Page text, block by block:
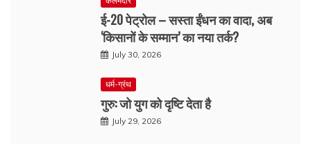
ई-20 पेट्रोल – सस्ता ईंधन का वादा, अब
‘किसानों के सम्मान’ का नया तर्क?
July 30, 2026
धर्म-ग्रंथ
गुरु: जो युग को दृष्टि देता है
July 29, 2026